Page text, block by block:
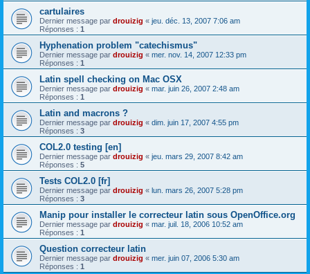
cartulaires
Dernier message par drouizig « jeu. déc. 13, 2007 7:06 am
Réponses : 1
Hyphenation problem "catechismus"
Dernier message par drouizig « mer. nov. 14, 2007 12:33 pm
Réponses : 1
Latin spell checking on Mac OSX
Dernier message par drouizig « mar. juin 26, 2007 2:48 am
Réponses : 1
Latin and macrons ?
Dernier message par drouizig « dim. juin 17, 2007 4:55 pm
Réponses : 3
COL2.0 testing [en]
Dernier message par drouizig « jeu. mars 29, 2007 8:42 am
Réponses : 5
Tests COL2.0 [fr]
Dernier message par drouizig « lun. mars 26, 2007 5:28 pm
Réponses : 3
Manip pour installer le correcteur latin sous OpenOffice.org
Dernier message par drouizig « mar. juil. 18, 2006 10:52 am
Réponses : 1
Question correcteur latin
Dernier message par drouizig « mer. juin 07, 2006 5:30 am
Réponses : 1